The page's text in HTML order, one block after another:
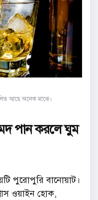
আছে অনেক মাঝে।
পান করলে ঘুম
পুরোপুরি বানোয়াট।
ওয়াইন হোক,